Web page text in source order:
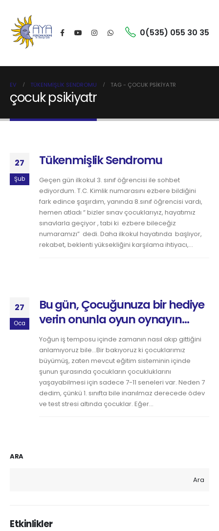
0(535) 055 30 35
EV TÜKENMIŞLIK SENDROMU TAG - ÇOCUK PSIKIYATR
çocuk psikiyatr
27
Şub
Tükenmişlik Sendromu
Geçen gün ilkokul 3. sınıf öğrencisi ile sohbet
ediyordum. T.C. Kimlik numarasını ezbere bildiğini
fark edince şaşırdım, yanında 8.sınıf öğrencisi vardı,
hemen atladı “ bizler sınav çocuklarıyız, hayatımız
sınavlarla geçiyor , tabi ki ezbere bileceğiz
numaramızı” dedi. Daha ilkokul hayatında başlıyor,
rekabet, beklenti yüksekliğini karşılama ihtiyacı,...
27
Oca
Bu gün, Çocuğunuza bir hediye
verin onunla oyun oynayın…
Yoğun iş temposu içinde zamanın nasıl akıp gittiğini
anlamıyoruz bile…Bir bakıyoruz ki çocuklarımız
büyümüş, zaten mevcut eğitim sisteminin içinde
şunun şurasında çocukların çocukluklarını
yaşayabilmesi için sadece 7-11 seneleri var. Neden 7
dedim, çünkü 1. sınıfta bile inanılmaz derecede ödev
ve test stresi altında çocuklar. Eğer...
ARA
Ara
Etkinlikler